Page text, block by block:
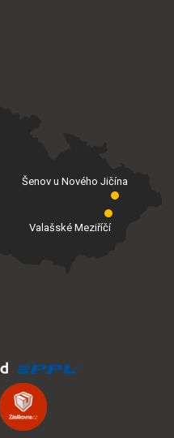
Valašské Meziříčí
Šenov u Nového Jičína